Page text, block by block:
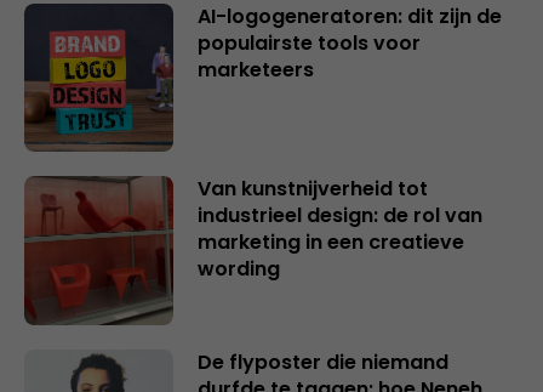
AI-logogeneratoren: dit zijn de
populairste tools voor
marketeers
Van kunstnijverheid tot
industrieel design: de rol van
marketing in een creatieve
wording
De flyposter die niemand